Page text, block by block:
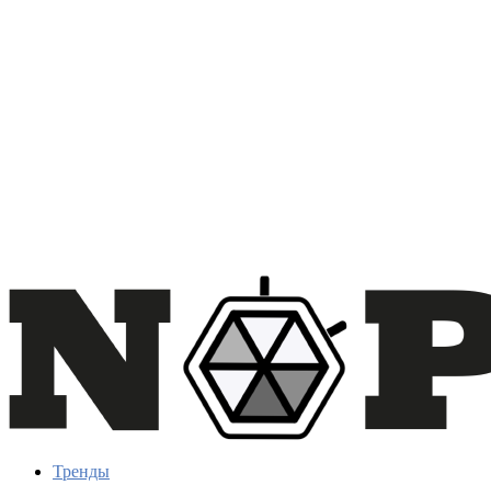
Тренды